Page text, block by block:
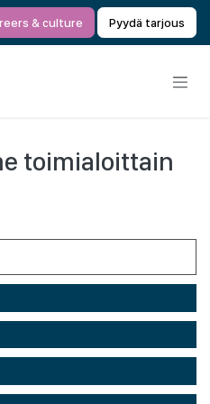
& culture Pyydä tarjous
toimialoittain